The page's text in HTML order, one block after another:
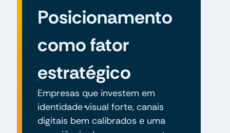
Posicionamento
como fator
estratégico
Empresas que investem em
identidade visual forte, canais
digitais bem calibrados e uma